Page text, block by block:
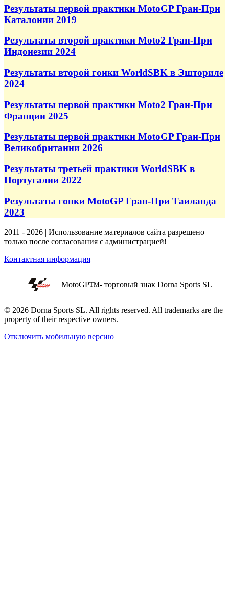
Результаты первой практики MotoGP Гран-При
Каталонии 2019
Результаты второй практики Moto2 Гран-При
Индонезии 2024
Результаты второй гонки WorldSBK в Эшториле
2024
Результаты первой практики Moto2 Гран-При
Франции 2025
Результаты первой практики MotoGP Гран-При
Великобритании 2026
Результаты третьей практики WorldSBK в
Португалии 2022
Результаты гонки MotoGP Гран-При Таиланда
2023
2011 - 2026 | Использование материалов сайта разрешено
только после согласования с администрацией!
Контактная информация
MotoGPTM- торговый знак Dorna Sports SL
© 2026 Dorna Sports SL. All rights reserved. All trademarks are the
property of their respective owners.
Отключить мобильную версию